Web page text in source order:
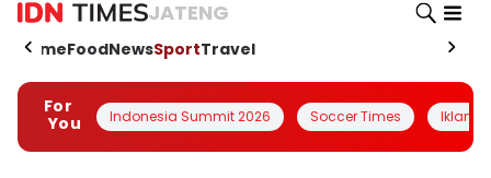
JATENG
HomeFoodNewsSportTravel
For
You
Indonesia Summit 2026 Soccer Times Iklanin